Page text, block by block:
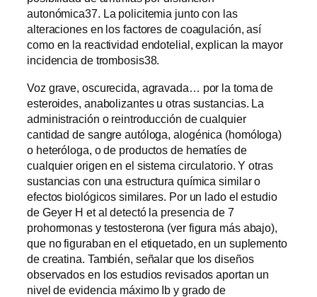
autonómica37. La policitemia junto con las
alteraciones en los factores de coagulación, así
como en la reactividad endotelial, explican la mayor
incidencia de trombosis38.
Voz grave, oscurecida, agravada… por la toma de
esteroides, anabolizantes u otras sustancias. La
administración o reintroducción de cualquier
cantidad de sangre autóloga, alogénica (homóloga)
o heteróloga, o de productos de hematíes de
cualquier origen en el sistema circulatorio. Y otras
sustancias con una estructura química similar o
efectos biológicos similares. Por un lado el estudio
de Geyer H et al detectó la presencia de 7
prohormonas y testosterona (ver figura más abajo),
que no figuraban en el etiquetado, en un suplemento
de creatina. También, señalar que los diseños
observados en los estudios revisados aportan un
nivel de evidencia máximo Ib y grado de